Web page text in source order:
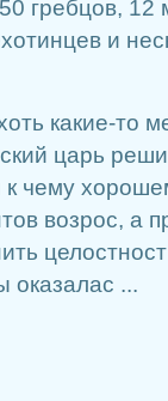
гребцов, 12
и
какие-то
царь
чему
возрос, а
оказалас ...